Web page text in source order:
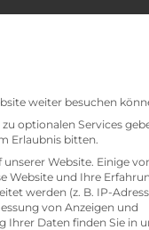
weiter besuchen
optionalen Services
Erlaubnis bitten.
Website. Einige
Website und Ihre
werden (z. B. IP-
von Anzeigen und
Ihrer Daten finden Sie in